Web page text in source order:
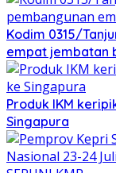
Kodim 0315/
empat jembatan
Produk IKM
Singapura